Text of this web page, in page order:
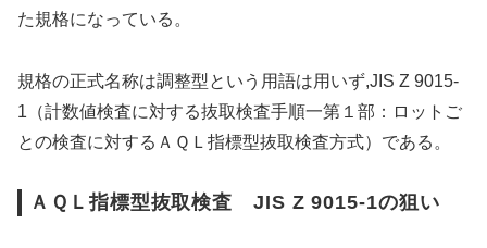
た規格になっている。
規格の正式名称は調整型という用語は用いず,JIS Z 9015-
1（計数値検査に対する抜取検査手順一第１部：ロットご
との検査に対するＡＱＬ指標型抜取検査方式）である。
ＡＱＬ指標型抜取検査 JIS Z 9015-1の狙い